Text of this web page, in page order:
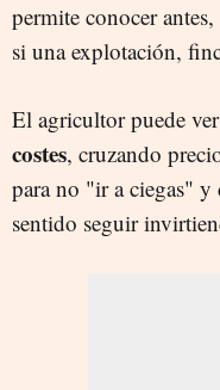
permite conocer
si una explotación,
El agricultor puede ver
costes, cruzando
para no "ir a ciegas"
sentido seguir